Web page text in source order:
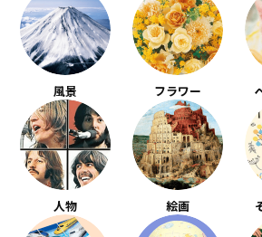
風景 フラワー
人物 絵画